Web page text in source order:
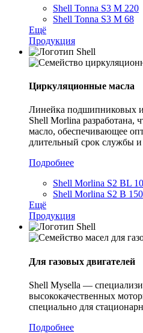
Shell Tonna S3 M 220
Shell Tonna S3 M 68
Ещё
Продукция
Циркуляционные масла
Линейка подшипниковых
Shell Morlina разработана,
масло, обеспечивающее
длительный срок службы
Подробнее
Shell Morlina S2 BL 10
Shell Morlina S2 B 150
Ещё
Продукция
Для газовых двигателей
Shell Mysella —
высококачественных
специально для
Подробнее